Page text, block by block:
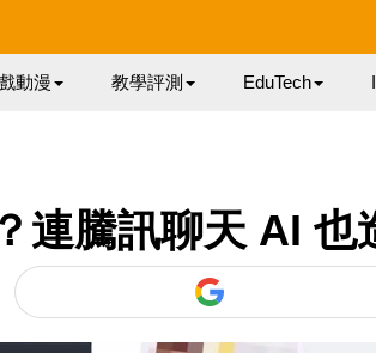
動漫 教學評測 EduTech
連騰訊聊天 AI 也